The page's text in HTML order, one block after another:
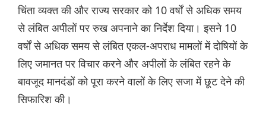
चिंता व्यक्त की और राज्य सरकार को 10 वर्षों से अधिक समय
से लंबित अपीलों पर रुख अपनाने का निर्देश दिया। इसने 10
वर्षों से अधिक समय से लंबित एकल-अपराध मामलों में दोषियों के
लिए जमानत पर विचार करने और अपीलों के लंबित रहने के
बावजूद मानदंडों को पूरा करने वालों के लिए सजा में छूट देने की
सिफारिश की।